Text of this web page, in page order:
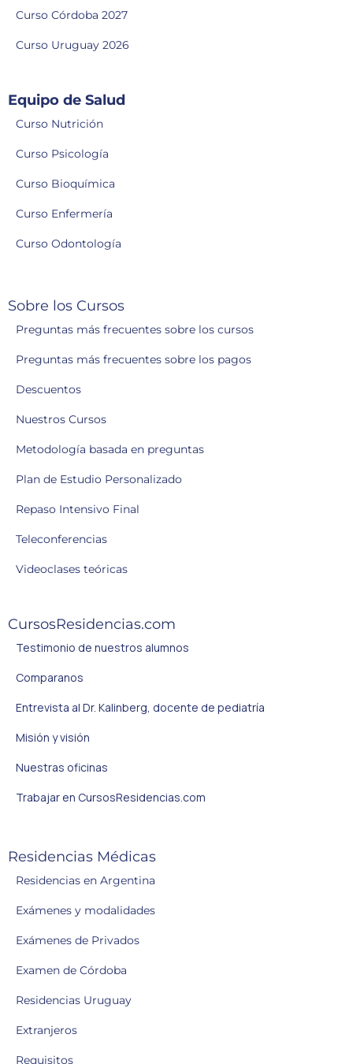
Curso Córdoba 2027
Curso Uruguay 2026
Equipo de Salud
Curso Nutrición
Curso Psicología
Curso Bioquímica
Curso Enfermería
Curso Odontología
Sobre los Cursos
Preguntas más frecuentes sobre los cursos
Preguntas más frecuentes sobre los pagos
Descuentos
Nuestros Cursos
Metodología basada en preguntas
Plan de Estudio Personalizado
Repaso Intensivo Final
Teleconferencias
Videoclases teóricas
CursosResidencias.com
Testimonio de nuestros alumnos
Comparanos
Entrevista al Dr. Kalinberg, docente de pediatría
Misión y visión
Nuestras oficinas
Trabajar en CursosResidencias.com
Residencias Médicas
Residencias en Argentina
Exámenes y modalidades
Exámenes de Privados
Examen de Córdoba
Residencias Uruguay
Extranjeros
Requisitos